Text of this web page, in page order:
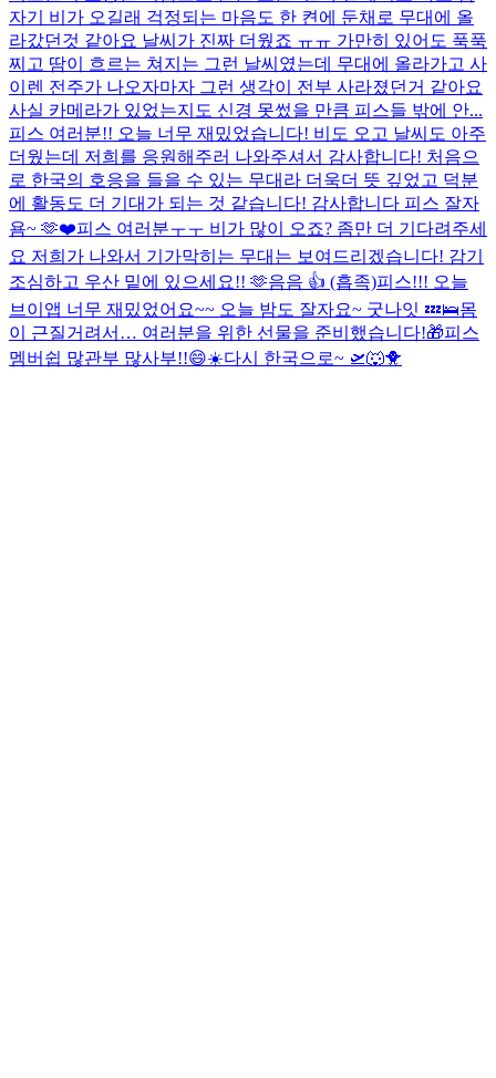
자기 비가 오길래 걱정되는 마음도 한 켠에 둔채로 무대에 올
라갔던것 같아요 날씨가 진짜 더웠죠 ㅠㅠ 가만히 있어도 푹푹
찌고 땀이 흐르는 쳐지는 그런 날씨였는데 무대에 올라가고 사
이렌 전주가 나오자마자 그런 생각이 전부 사라졌던거 같아요
사실 카메라가 있었는지도 신경 못썼을 만큼 피스들 밖에 안...
피스 여러분!! 오늘 너무 재밌었습니다! 비도 오고 날씨도 아주
더웠는데 저희를 응원해주러 나와주셔서 감사합니다! 처음으
로 한국의 호응을 들을 수 있는 무대라 더욱더 뜻 깊었고 덕분
에 활동도 더 기대가 되는 것 같습니다! 감사합니다 피스 잘자
욤~ 🫶❤️피스 여러분ㅜㅜ 비가 많이 오죠? 좀만 더 기다려주세
요 저희가 나와서 기가막히는 무대는 보여드리겠습니다! 감기
조심하고 우산 밑에 있으세요!! 🫶음음 👍 (흡족)피스!!! 오늘
브이앱 너무 재밌었어요~~ 오늘 밤도 잘자요~ 굿나잇 💤🛌몸
이 근질거려서… 여러분을 위한 선물을 준비했습니다!🎁피스
멤버쉽 많관부 많사부!!😄☀️다시 한국으로~ 🛫🐺🐥